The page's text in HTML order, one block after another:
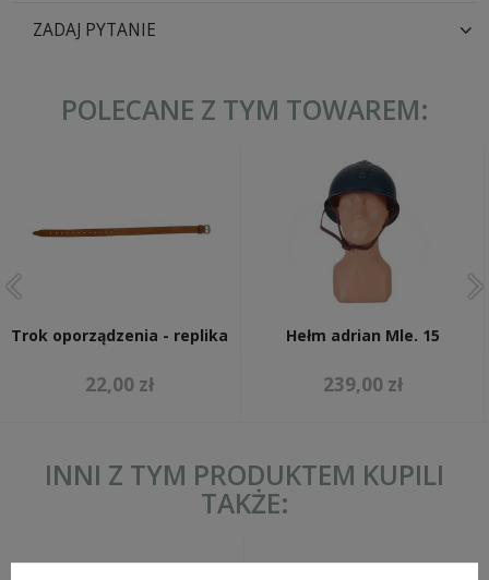
ZADAJ PYTANIE
POLECANE Z TYM TOWAREM:
Trok oporządzenia - replika
22,00 zł
Hełm adrian Mle. 15
239,00 zł
INNI Z TYM PRODUKTEM KUPILI
TAKŻE: